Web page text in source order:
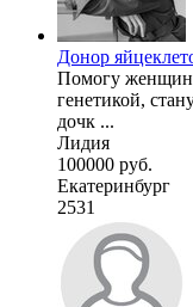
Донор
Помогу
генетикой,
дочк ...
Лидия
100000 руб.
Екатеринбург
2531